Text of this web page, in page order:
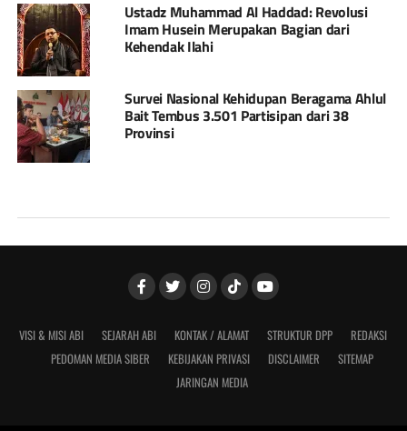
Ustadz Muhammad Al Haddad: Revolusi
Imam Husein Merupakan Bagian dari
Kehendak Ilahi
Survei Nasional Kehidupan Beragama Ahlul
Bait Tembus 3.501 Partisipan dari 38
Provinsi
VISI & MISI ABI SEJARAH ABI KONTAK / ALAMAT STRUKTUR DPP
REDAKSI
PEDOMAN MEDIA SIBER
KEBIJAKAN PRIVASI DISCLAIMER
SITEMAP
JARINGAN MEDIA